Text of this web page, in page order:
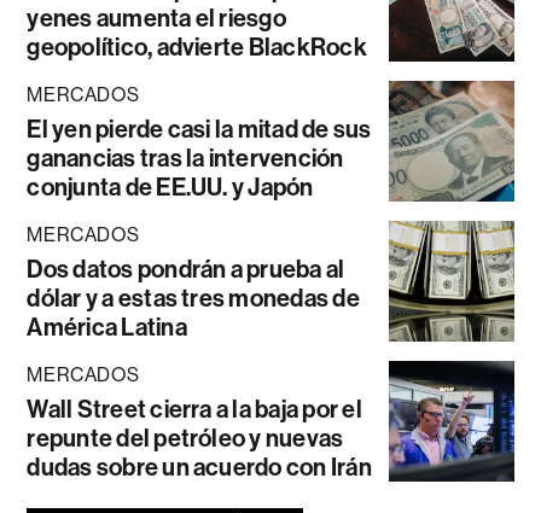
yenes aumenta el riesgo
geopolítico, advierte BlackRock
MERCADOS
El yen pierde casi la mitad de sus
ganancias tras la intervención
conjunta de EE.UU. y Japón
MERCADOS
Dos datos pondrán a prueba al
dólar y a estas tres monedas de
América Latina
MERCADOS
Wall Street cierra a la baja por el
repunte del petróleo y nuevas
dudas sobre un acuerdo con Irán